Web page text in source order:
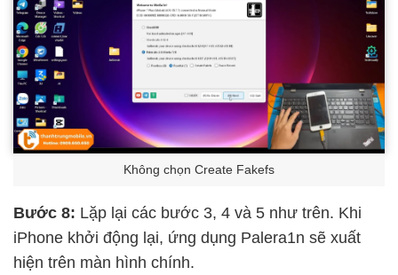
Không chọn Create Fakefs
Bước 8: Lặp lại các bước 3, 4 và 5 như trên. Khi
iPhone khởi động lại, ứng dụng Palera1n sẽ xuất
hiện trên màn hình chính.